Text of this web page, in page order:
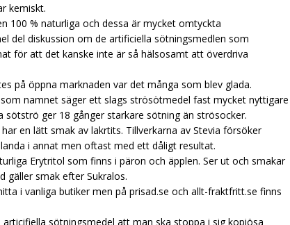
kemiskt.
100 % naturliga och dessa är mycket omtyckta
del diskussion om de artificiella sötningsmedlen som
för att det kanske inte är så hälsosamt att överdriva
på öppna marknaden var det många som blev glada.
namnet säger ett slags strösötmedel fast mycket nyttigare
sötströ ger 18 gånger starkare sötning än strösocker.
en lätt smak av lakrtits. Tillverkarna av Stevia försöker
i annat men oftast med ett dåligt resultat.
Erytritol som finns i päron och äpplen. Ser ut och smakar
gäller smak efter Sukralos.
i vanliga butiker men på prisad.se och allt-fraktfritt.se finns
sötningsmedel att man ska stoppa i sig kopiösa